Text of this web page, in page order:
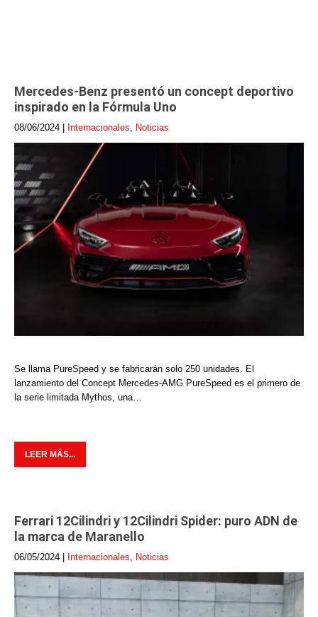
Mercedes-Benz presentó un concept deportivo
inspirado en la Fórmula Uno
08/06/2024 Internacionales, Noticias
Se llama PureSpeed y se fabricarán solo 250 unidades. El
lanzamiento del Concept Mercedes-AMG PureSpeed es el primero de
la serie limitada Mythos, una…
LEER MÁS...
Ferrari 12Cilindri y 12Cilindri Spider: puro ADN de
la marca de Maranello
06/05/2024 Internacionales, Noticias